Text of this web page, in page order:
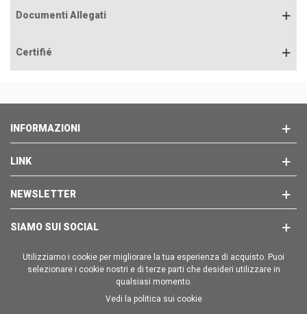
Documenti Allegati
Certifié
INFORMAZIONI
LINK
NEWSLETTER
SIAMO SUI SOCIAL
Copyright © 2025 - BRAVO EMPORION SL
Utilizziamo i cookie per migliorare la tua esperienza di acquisto. Puoi
selezionare i cookie nostri e di terze parti che desideri utilizzare in
qualsiasi momento.
Vedi la politica sui cookie